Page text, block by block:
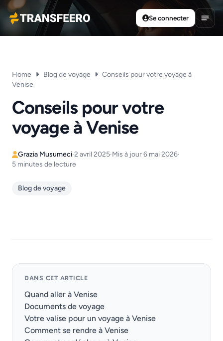
Transfeero
Se connecter
Home Blog de voyage
Conseils pour votre voyage à
Venise
Conseils pour votre
voyage à Venise
Grazia Musumeci·2 avril 2025·Mis à jour 6 mai 2026·
5 minutes de lecture
Blog de voyage
DANS CET ARTICLE
Quand aller à Venise
Documents de voyage
Votre valise pour un voyage à Venise
Comment se rendre à Venise